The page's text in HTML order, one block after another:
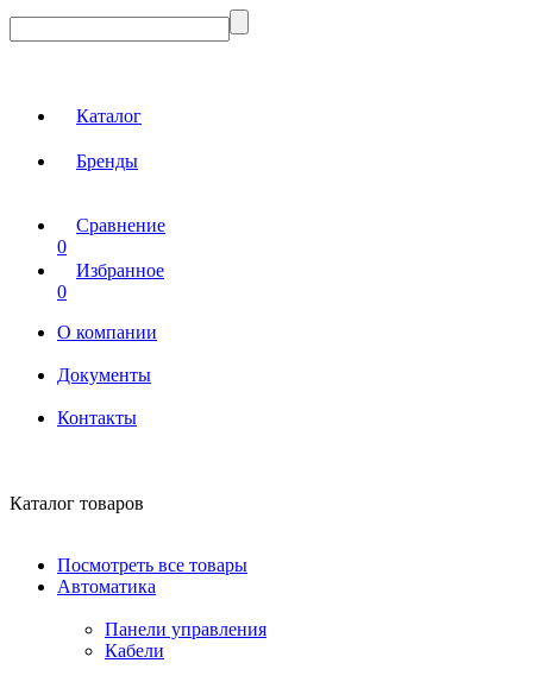
Каталог
Бренды
Сравнение
0
Избранное
0
О компании
Документы
Контакты
Каталог товаров
Посмотреть все товары
Автоматика
Панели управления
Кабели